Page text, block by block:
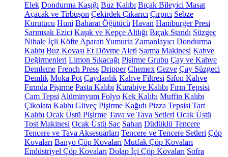
Elek Dondurma Kaşığı Buz Kalıbı Bıçak Bileyici Masat
Açacak ve Tirbuşon Çekirdek Çıkarıcı Çırpıcı Sebze
Kurutucu Huni Baharat Öğütücü Havan Hamburger Presi
Sarımsak Ezici Kaşık ve Kepçe Altlığı Bıçak Standı Süzgeç
Nihale İçli Köfte Aparatı Yumurta Zamanlayıcı Dondurma
Kalıbı Buz Kovası Et Dövme Aleti Sarma Makinesi Kahve
Değirmenleri Limon Sıkacağı Pişirme Grubu Çay ve Kahve
Demleme French Press Dripper Chemex Cezve Çay Süzgeci
Demlik Moka Pot Çaydanlık Kahve Filtresi Sifon Kahve
Fırında Pişirme Pasta Kalıbı Kurabiye Kalıbı Fırın Tepsisi
Cam Tepsi Alüminyum Folyo Kek Kalıbı Muffin Kalıbı
Çikolata Kalıbı Güveç Pişirme Kağıdı Pizza Tepsisi Tart
Kalıbı Ocak Üstü Pişirme Tava ve Tava Setleri Ocak Üstü
Tost Makinesi Ocak Üstü Sac Sahan Düdüklü Tencere
Tencere ve Tava Aksesuarları Tencere ve Tencere Setleri Çöp
Kovaları Banyo Çöp Kovaları Mutfak Çöp Kovaları
Endüstriyel Çöp Kovaları Dolap İçi Çöp Kovaları Sofra